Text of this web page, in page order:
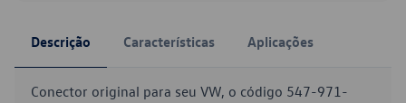
Descrição Características Aplicações
Conector original para seu VW, o código 547-971-